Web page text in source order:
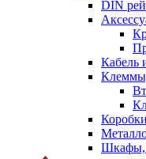
DIN
Кабель
Шкафы,